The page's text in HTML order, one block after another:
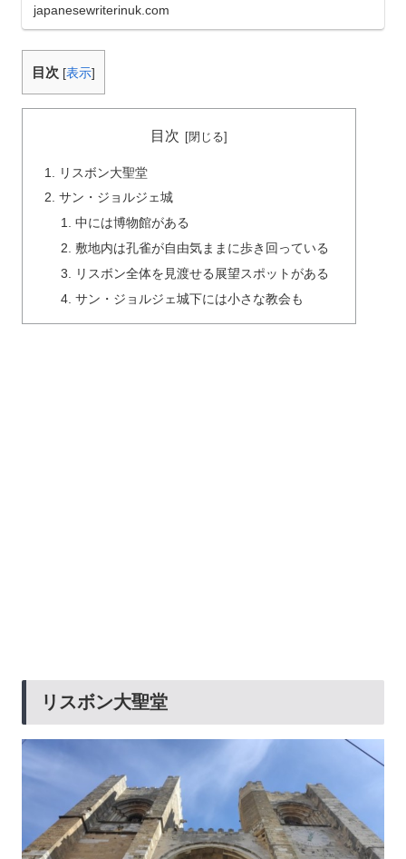
japanesewriterinuk.com
目次 [表示]
目次
リスボン大聖堂
サン・ジョルジェ城
中には博物館がある
敷地内は孔雀が自由気ままに歩き回っている
リスボン全体を見渡せる展望スポットがある
サン・ジョルジェ城下には小さな教会も
リスボン大聖堂